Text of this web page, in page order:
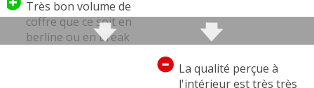
Les concurrentes
Très bon volume de
coffre que ce soit en
berline ou en break
La qualité perçue à
l'intérieur est très très